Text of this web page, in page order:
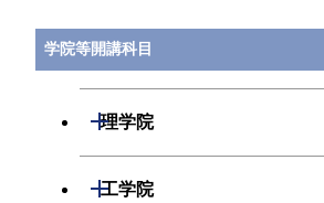
学院等開講科目
理学院
開閉
工学院
開閉